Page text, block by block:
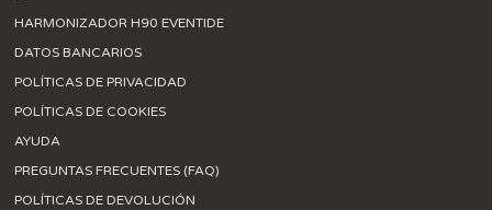
HARMONIZADOR H90 EVENTIDE
DATOS BANCARIOS
POLÍTICAS DE PRIVACIDAD
POLÍTICAS DE COOKIES
AYUDA
PREGUNTAS FRECUENTES (FAQ)
POLÍTICAS DE DEVOLUCIÓN